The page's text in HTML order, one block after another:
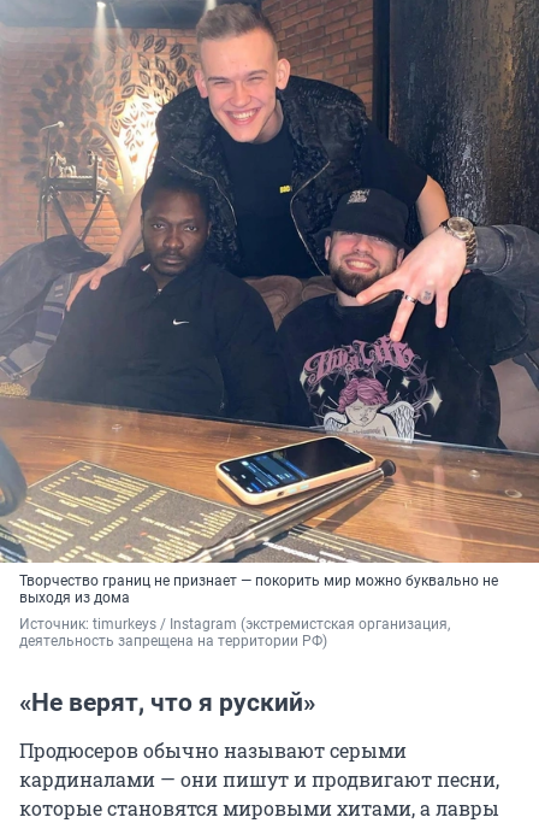
Творчество границ не признает — покорить мир можно буквально не
выходя из дома
Источник: timurkeys / Instagram (экстремистская организация,
деятельность запрещена на территории РФ)
«Не верят, что я руский»
Продюсеров обычно называют серыми
кардиналами — они пишут и продвигают песни,
которые становятся мировыми хитами, а лавры